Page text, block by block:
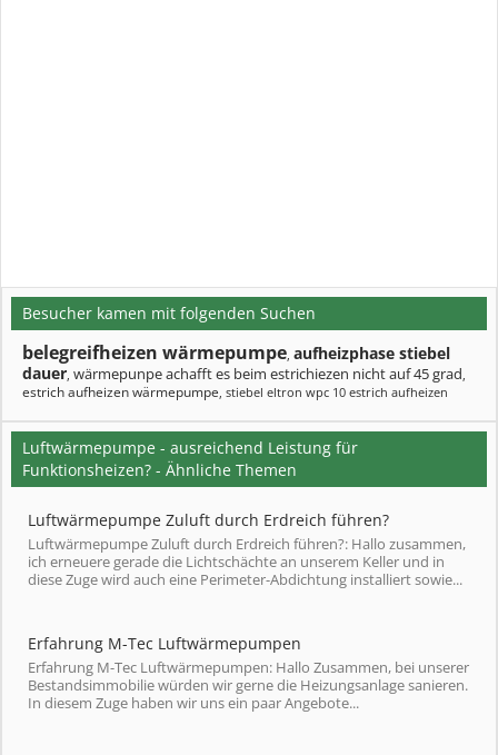
Besucher kamen mit folgenden Suchen
belegreifheizen wärmepumpe, aufheizphase stiebel
dauer, wärmepunpe achafft es beim estrichiezen nicht auf 45 grad,
estrich aufheizen wärmepumpe, stiebel eltron wpc 10 estrich aufheizen
Luftwärmepumpe - ausreichend Leistung für
Funktionsheizen? - Ähnliche Themen
Luftwärmepumpe Zuluft durch Erdreich führen?
Luftwärmepumpe Zuluft durch Erdreich führen?: Hallo zusammen,
ich erneuere gerade die Lichtschächte an unserem Keller und in
diese Zuge wird auch eine Perimeter-Abdichtung installiert sowie...
Erfahrung M-Tec Luftwärmepumpen
Erfahrung M-Tec Luftwärmepumpen: Hallo Zusammen, bei unserer
Bestandsimmobilie würden wir gerne die Heizungsanlage sanieren.
In diesem Zuge haben wir uns ein paar Angebote...